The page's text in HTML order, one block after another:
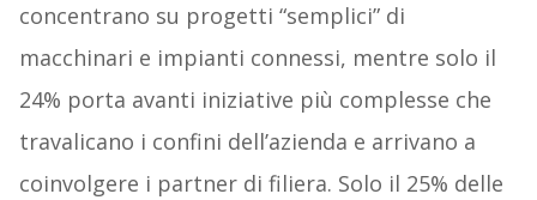
concentrano su progetti “semplici” di
macchinari e impianti connessi, mentre solo il
24% porta avanti iniziative più complesse che
travalicano i confini dell’azienda e arrivano a
coinvolgere i partner di filiera. Solo il 25% delle